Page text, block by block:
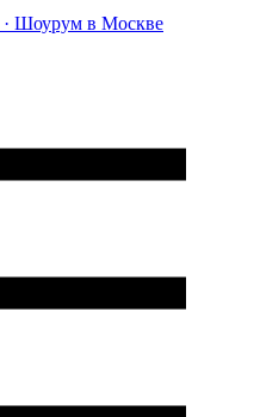
· Шоурум в Москве